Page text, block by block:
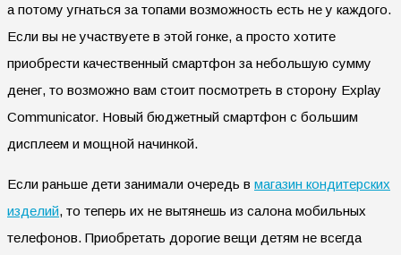
а потому угнаться за топами возможность есть не у каждого.
Если вы не участвуете в этой гонке, а просто хотите
приобрести качественный смартфон за небольшую сумму
денег, то возможно вам стоит посмотреть в сторону Explay
Communicator. Новый бюджетный смартфон с большим
дисплеем и мощной начинкой.
Если раньше дети занимали очередь в магазин кондитерских
изделий, то теперь их не вытянешь из салона мобильных
телефонов. Приобретать дорогие вещи детям не всегда